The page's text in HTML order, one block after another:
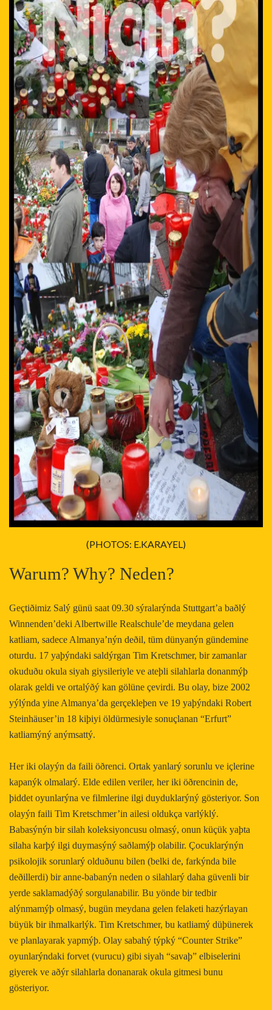
(PHOTOS: E.KARAYEL)
Warum? Why? Neden?
Geçtiðimiz Salý günü saat 09.30 sýralarýnda Stuttgart’a baðlý
Winnenden’deki Albertwille Realschule’de meydana gelen
katliam, sadece Almanya’nýn deðil, tüm dünyanýn gündemine
oturdu. 17 yaþýndaki saldýrgan Tim Kretschmer, bir zamanlar
okuduðu okula siyah giysileriyle ve ateþli silahlarla donanmýþ
olarak geldi ve ortalýðý kan gölüne çevirdi. Bu olay, bize 2002
yýlýnda yine Almanya’da gerçekleþen ve 19 yaþýndaki Robert
Steinhäuser’in 18 kiþiyi öldürmesiyle sonuçlanan “Erfurt”
katliamýný anýmsattý.
Her iki olayýn da faili öðrenci. Ortak yanlarý sorunlu ve içlerine
kapanýk olmalarý. Elde edilen veriler, her iki öðrencinin de,
þiddet oyunlarýna ve filmlerine ilgi duyduklarýný gösteriyor. Son
olayýn faili Tim Kretschmer’in ailesi oldukça varlýklý.
Babasýnýn bir silah koleksiyoncusu olmasý, onun küçük yaþta
silaha karþý ilgi duymasýný saðlamýþ olabilir. Çocuklarýnýn
psikolojik sorunlarý olduðunu bilen (belki de, farkýnda bile
deðillerdi) bir anne-babanýn neden o silahlarý daha güvenli bir
yerde saklamadýðý sorgulanabilir. Bu yönde bir tedbir
alýnmamýþ olmasý, bugün meydana gelen felaketi hazýrlayan
büyük bir ihmalkarlýk. Tim Kretschmer, bu katliamý düþünerek
ve planlayarak yapmýþ. Olay sabahý týpký “Counter Strike”
oyunlarýndaki forvet (vurucu) gibi siyah “savaþ” elbiselerini
giyerek ve aðýr silahlarla donanarak okula gitmesi bunu
gösteriyor.